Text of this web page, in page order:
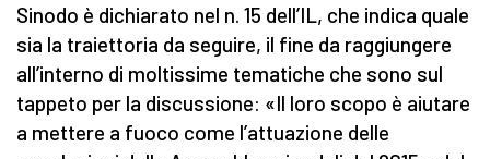
Sinodo è dichiarato nel n. 15 dell’IL, che indica quale
sia la traiettoria da seguire, il fine da raggiungere
all’interno di moltissime tematiche che sono sul
tappeto per la discussione: «Il loro scopo è aiutare
a mettere a fuoco come l’attuazione delle